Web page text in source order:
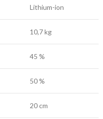
Lithium-ion
10,7 kg
45 %
50 %
20 cm